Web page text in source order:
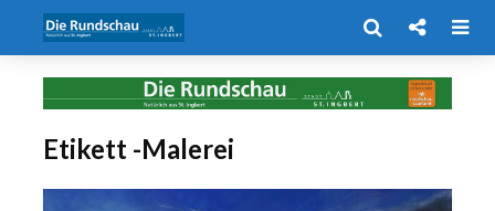
Etikett -Malerei